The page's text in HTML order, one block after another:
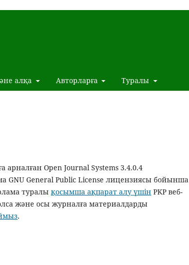
алқа Авторларға Туралы
Open Journal Systems 3.4.0.4
GNU General Public License лицензиясы бойынша
туралы қосымша ақпарат алу үшін PKP веб-
және осы журналға материалдарды
.